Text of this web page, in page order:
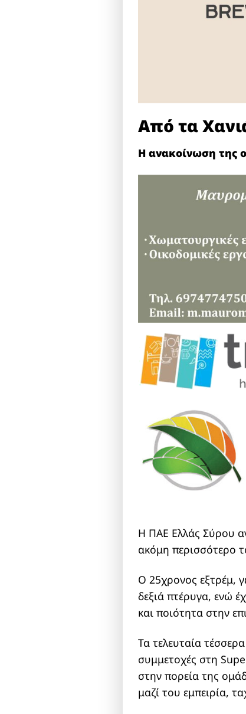
Από τα
Η ανακοίνωση της
Η ΠΑΕ Ελλάς Σύρου
ακόμη περισσότερο
Ο 25χρονος εξτρέμ,
δεξιά πτέρυγα, ενώ
και ποιότητα στην
Τα τελευταία
συμμετοχές στη
στην πορεία της
μαζί του εμπειρία,